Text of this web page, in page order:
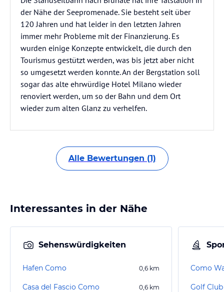
der Nähe der Seepromenade. Sie besteht seit über
120 Jahren und hat leider in den letzten Jahren
immer mehr Probleme mit der Finanzierung. Es
wurden einige Konzepte entwickelt, die durch den
Tourismus gestützt werden, was bis jetzt aber nicht
so umgesetzt werden konnte. An der Bergstation soll
sogar das alte ehrwürdige Hotel Milano wieder
renoviert werden, um so der Bahn und dem Ort
wieder zum alten Glanz zu verhelfen.
Alle Bewertungen (1)
Interessantes in der Nähe
Sehenswürdigkeiten
Hafen Como 0,6 km
Casa del Fascio Como 0,6 km
Como
Golf